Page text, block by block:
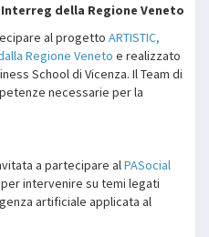
della Regione Veneto
al progetto ARTISTIC,
Regione Veneto e realizzato
School di Vicenza. Il Team di
necessarie per la
a partecipare al PASocial
intervenire su temi legati
artificiale applicata al